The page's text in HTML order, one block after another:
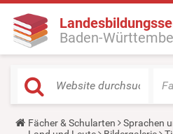
Baden-
Y
Fächer & Schularten Sprachen